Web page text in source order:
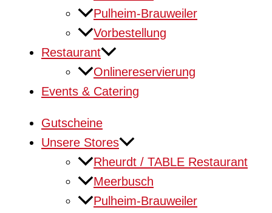
Pulheim-Brauweiler
Vorbestellung
Restaurant
Onlinereservierung
Events & Catering
Gutscheine
Unsere Stores
Rheurdt / TABLE Restaurant
Meerbusch
Pulheim-Brauweiler